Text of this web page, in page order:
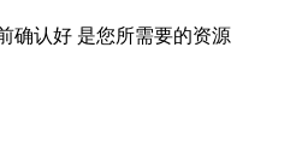
确认好 是您所需要的资源